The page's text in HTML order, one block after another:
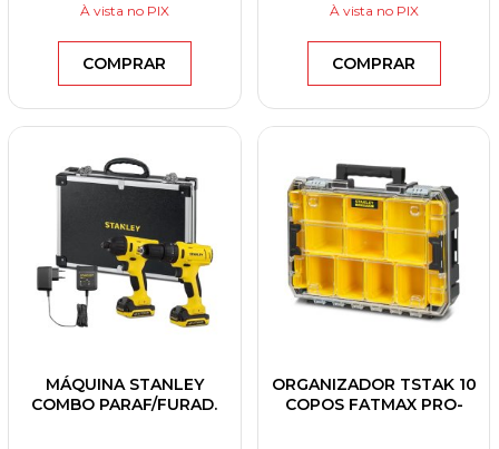
À vista no PIX
COMPRAR
À vista no PIX
COMPRAR
MÁQUINA STANLEY
COMBO PARAF/FURAD.
ORGANIZADOR TSTAK 10
COPOS FATMAX PRO-